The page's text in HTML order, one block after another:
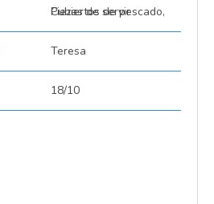
Cubiertos de pescado, Piezas de servir
Teresa
18/10